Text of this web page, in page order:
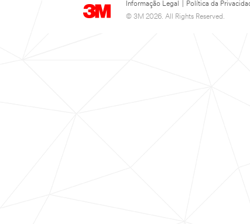
Informação Legal Política da
© 3M 2026. All Rights Reserved.